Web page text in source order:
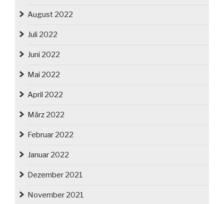
August 2022
Juli 2022
Juni 2022
Mai 2022
April 2022
März 2022
Februar 2022
Januar 2022
Dezember 2021
November 2021